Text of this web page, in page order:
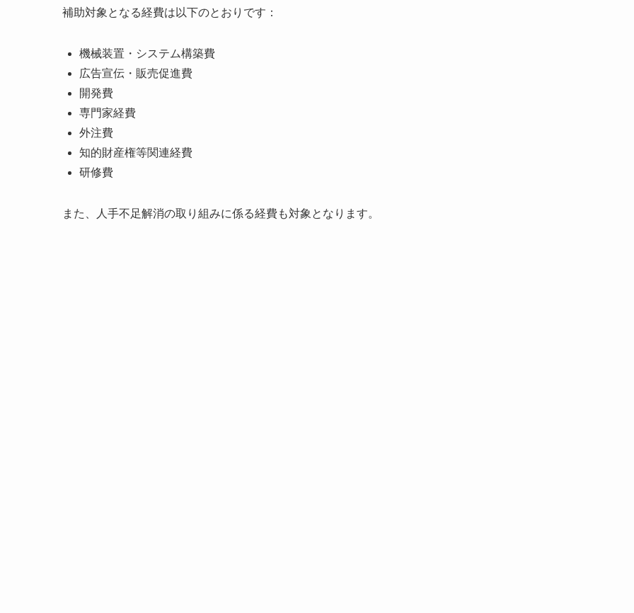
補助対象となる経費は以下のとおりです：
機械装置・システム構築費
広告宣伝・販売促進費
開発費
専門家経費
外注費
知的財産権等関連経費
研修費
また、人手不足解消の取り組みに係る経費も対象となります。